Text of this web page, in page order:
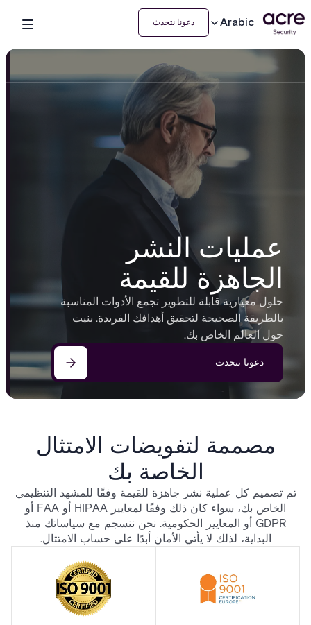
Arabic دعونا نتحدث
عمليات النشر
الجاهزة للقيمة
حلول معيارية قابلة للتطوير تجمع الأدوات المناسبة
بالطريقة الصحيحة لتحقيق أهدافك الفريدة. بنيت
حول العالم الخاص بك.
دعونا نتحدث
مصممة لتفويضات الامتثال
الخاصة بك
تم تصميم كل عملية نشر جاهزة للقيمة وفقًا للمشهد التنظيمي
الخاص بك، سواء كان ذلك وفقًا لمعايير HIPAA أو FAA أو
GDPR أو المعايير الحكومية. نحن ننسجم مع سياساتك منذ
البداية، لذلك لا يأتي الأمان أبدًا على حساب الامتثال.